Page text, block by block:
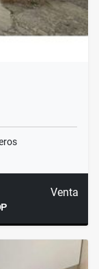
Venta